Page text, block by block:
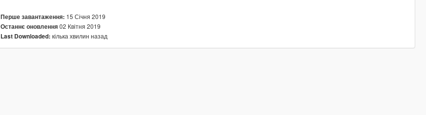
Перше завантаження: 15 Січня 2019
Останнє оновлення02 Квітня 2019
Last Downloaded: кілька хвилин назад